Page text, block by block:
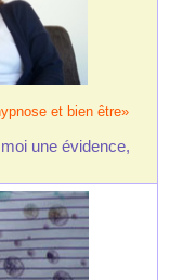
et bien être»
une évidence,